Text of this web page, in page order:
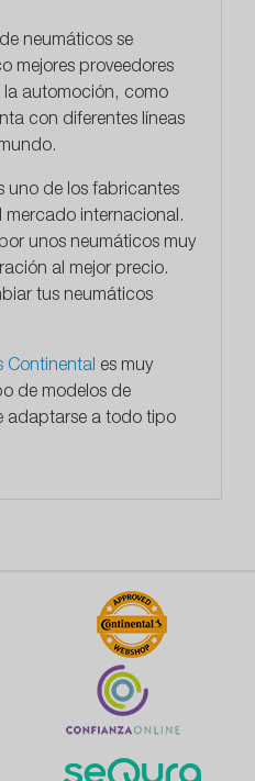
de neumáticos se
mejores proveedores
la automoción, como
con diferentes líneas
uno de los fabricantes
mercado internacional.
unos neumáticos muy
al mejor precio.
tus neumáticos
Continental es muy
de modelos de
adaptarse a todo tipo